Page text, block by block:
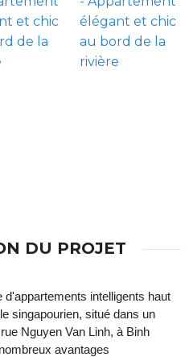
DU PROJET
intelligents haut
singapourien, situé dans un
Nguyen Van Linh, à Binh
avantages